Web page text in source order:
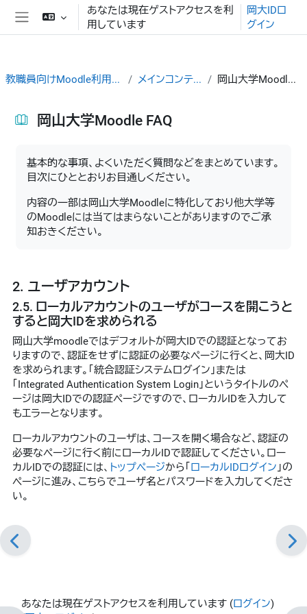
メインコンテンツへスキップする
サイドパネル
あなたは現在ゲストアクセスを利
用しています
岡大IDロ
グイン
岡山大学Moodle FAQ
基本的な事項、よくいただく質問などをまとめています。
目次にひととおりお目通しください。
内容の一部は岡山大学Moodleに特化しており他大学等
のMoodleには当てはまらないことがありますのでご承
知おきください。
2. ユーザアカウント
2.5. ローカルアカウントのユーザがコースを開こうと
すると岡大IDを求められる
岡山大学moodleではデフォルトが岡大IDでの認証となってお
りますので、認証をせずに認証の必要なページに行くと、岡大ID
を求められます。「統合認証システムログイン」または
「Integrated Authentication System Login」というタイトルのペ
ージは岡大IDでの認証ページですので、ローカルIDを入力して
もエラーとなります。
ローカルアカウントのユーザは、コースを開く場合など、認証の
必要なページに行く前にローカルIDで認証してください。ロー
カルIDでの認証には、
トップページから「 ローカルIDログイン 」の
ページに進み、こちらでユーザ名とパスワードを入力してくださ
い。
あなたは現在ゲストアクセスを利用しています (ログイン)